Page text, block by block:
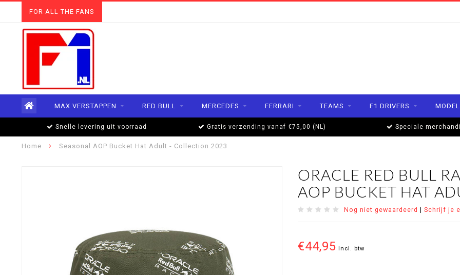
FOR ALL THE FANS
MAX VERSTAPPEN RED BULL MERCEDES FERRARI TEAMS F1 DRIVERS
Snelle levering uit voorraad Gratis verzending vanaf €75,00 (NL) Speciale
Home Seasonal AOP Bucket Hat Adult - Collection 2023
ORACLE RED BULL
AOP BUCKET HAT
Nog niet gewaardeerd | Schrijf je
€44,95 Incl. btw